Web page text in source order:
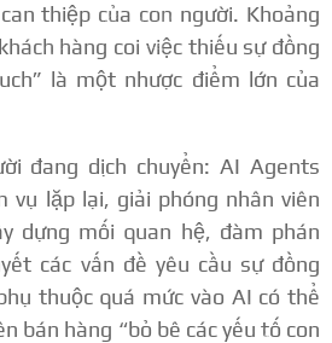
thiệp của con người. Khoảng
hàng coi việc thiếu sự đồng
là một nhược điểm lớn của
đang dịch chuyển: AI Agents
vụ lặp lại, giải phóng nhân viên
dựng mối quan hệ, đàm phán
các vấn đề yêu cầu sự đồng
thuộc quá mức vào AI có thể
bán hàng “bỏ bê các yếu tố con